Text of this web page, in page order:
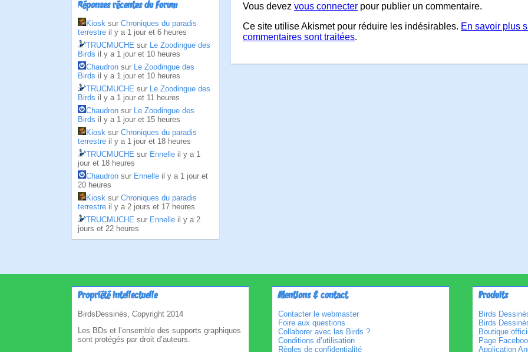
Réponses récentes du Forum
Kiosk sur Chroniques du paradis
terrestre il y a 1 jour et 6 heures
TRUCMUCHE sur Le Zoodingue des
Birds il y a 1 jour et 10 heures
Chaudron sur Le Zoodingue des
Birds il y a 1 jour et 10 heures
TRUCMUCHE sur Le Zoodingue des
Birds il y a 1 jour et 11 heures
Chaudron sur Le Zoodingue des
Birds il y a 1 jour et 15 heures
Kiosk sur Chroniques du paradis
terrestre il y a 1 jour et 18 heures
TRUCMUCHE sur Ennelle il y a 1
jour et 18 heures
Chaudron sur Ennelle il y a 1 jour et
20 heures
Kiosk sur Chroniques du paradis
terrestre il y a 2 jours et 17 heures
TRUCMUCHE sur Ennelle il y a 2
jours et 22 heures
Vous devez vous connecter pour publier un commentaire.
Ce site utilise Akismet pour réduire les indésirables. En savoir plus
commentaires sont traitées.
Propriété intellectuelle
BirdsDessinés, Copyright 2014
Les BDs et l’ensemble des supports graphiques
sont protégés par droit d’auteurs.
Mentions & contact
Contacter le webmaster
Foire aux questions
Collaborer avec les Birds ?
Conditions d’utilisation
Règles de confidentialité
Produits
Birds
Birds
Boutique
Page
Application